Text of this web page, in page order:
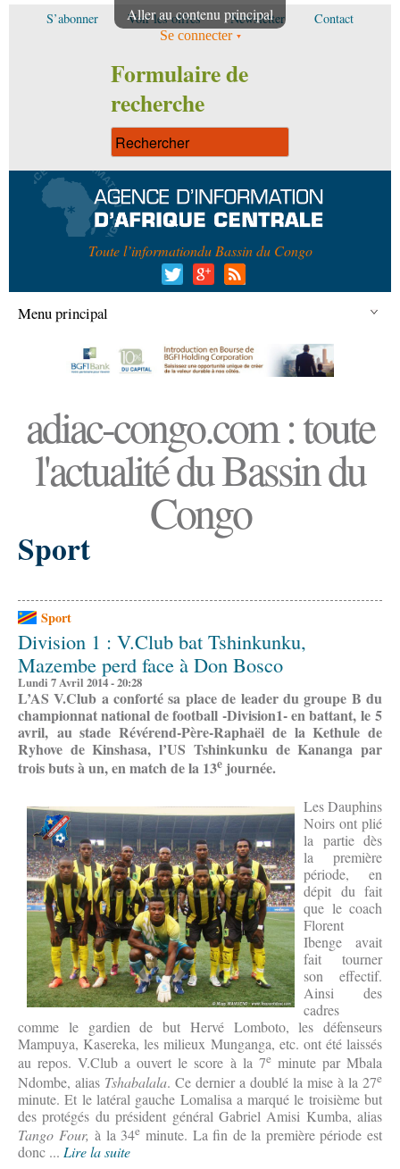
Aller au contenu principal
S’abonner Voir les offres Newsletter Contact
Se connecter
Formulaire de
recherche
Toute l’informationdu Bassin du Congo
Menu principal
adiac-congo.com : toute
l'actualité du Bassin du
Congo
Sport
Sport
Division 1 : V.Club bat Tshinkunku,
Mazembe perd face à Don Bosco
Lundi 7 Avril 2014 - 20:28
L’AS V.Club a conforté sa place de leader du groupe B du
championnat national de football -Division1- en battant, le 5
avril, au stade Révérend-Père-Raphaël de la Kethule de
Ryhove de Kinshasa, l’US Tshinkunku de Kananga par
trois buts à un, en match de la 13e journée.
Les Dauphins
Noirs ont plié
la partie dès
la première
période, en
dépit du fait
que le coach
Florent
Ibenge avait
fait tourner
son effectif.
Ainsi des
cadres
comme le gardien de but Hervé Lomboto, les défenseurs
Mampuya, Kasereka, les milieux Munganga, etc. ont été laissés
au repos. V.Club a ouvert le score à la 7eminute par Mbala
Ndombe, alias Tshabalala. Ce dernier a doublé la mise à la 27e
minute. Et le latéral gauche Lomalisa a marqué le troisième but
des protégés du président général Gabriel Amisi Kumba, alias
Tango Four,à la 34e minute. La fin de la première période est
donc ... Lire la suite